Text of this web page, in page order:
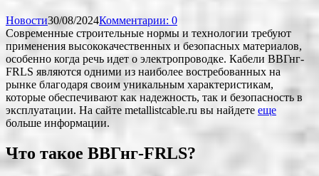
Новости30/08/2024Комментарии: 0
Современные строительные нормы и технологии требуют
применения высококачественных и безопасных материалов,
особенно когда речь идет о электропроводке. Кабели ВВГнг-
FRLS являются одними из наиболее востребованных на
рынке благодаря своим уникальным характеристикам,
которые обеспечивают как надежность, так и безопасность в
эксплуатации. На сайте metallistcable.ru вы найдете еще
больше информации.
Что такое ВВГнг-FRLS?